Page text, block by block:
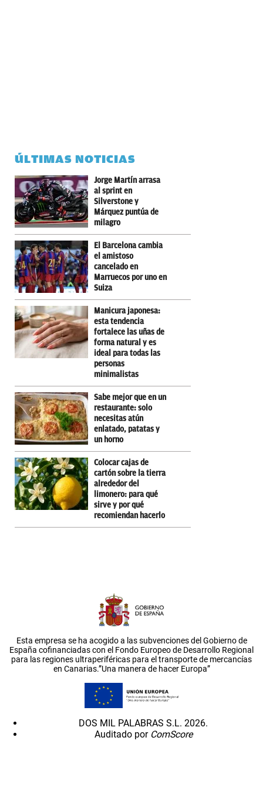
ÚLTIMAS NOTICIAS
Jorge Martín arrasa
al sprint en
Silverstone y
Márquez puntúa de
milagro
El Barcelona cambia
el amistoso
cancelado en
Marruecos por uno en
Suiza
Manicura japonesa:
esta tendencia
fortalece las uñas de
forma natural y es
ideal para todas las
personas
minimalistas
Sabe mejor que en un
restaurante: solo
necesitas atún
enlatado, patatas y
un horno
Colocar cajas de
cartón sobre la tierra
alrededor del
limonero: para qué
sirve y por qué
recomiendan hacerlo
Esta empresa se ha acogido a las subvenciones del Gobierno de
España cofinanciadas con el Fondo Europeo de Desarrollo Regional
para las regiones ultraperiféricas para el transporte de mercancías
en Canarias.”Una manera de hacer Europa”
DOS MIL PALABRAS S.L. 2026.
Auditado por ComScore